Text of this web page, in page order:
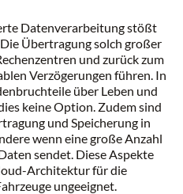
Datenverarbeitung stößt
Übertragung solch großer
und zurück zum
Verzögerungen führen. In
über Leben und
keine Option. Zudem sind
und Speicherung in
wenn eine große Anzahl
sendet. Diese Aspekte
Architektur für die
ungeeignet.